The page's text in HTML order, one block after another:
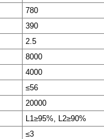
780
390
2.5
8000
4000
≤56
20000
L1≥95%, L2≥90%
≤3